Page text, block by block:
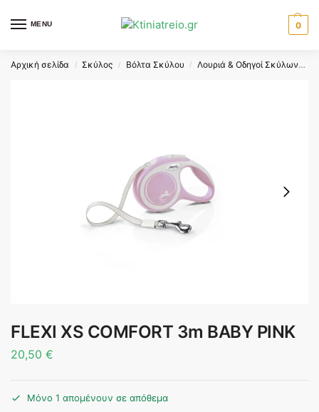
MENU 0
Αρχική σελίδα / Σκύλος / Βόλτα Σκύλου / Λουριά & Οδηγοί Σκύλων
FLEXI XS COMFORT 3m BABY PINK
20,50 €
Μόνο 1 απομένουν σε απόθεμα